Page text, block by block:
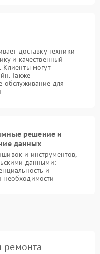
доставку техники
и качественный
Клиенты могут
Также
обслуживание для
решение и
данных
и инструментов,
данными:
и
необходимости
ремонта